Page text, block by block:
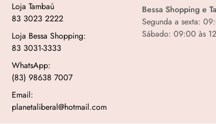
Loja Tambaú
83 3023 2222
Loja Bessa Shopping:
83 3031-3333
WhatsApp:
(83) 98638 7007
Email:
planetaliberal@hotmail.com
Bessa Shopping e
Segunda a sexta:
Sábado: 09:00 às